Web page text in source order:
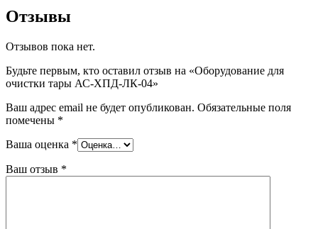
Отзывы
Отзывов пока нет.
Будьте первым, кто оставил отзыв на «Оборудование для
очистки тары АС-ХПД-ЛК-04»
Ваш адрес email не будет опубликован. Обязательные поля
помечены *
Ваша оценка *
Ваш отзыв *